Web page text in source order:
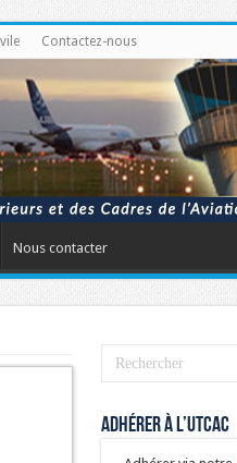
Contactez-nous
Nous contacter
Adhérer à l’UTCAC